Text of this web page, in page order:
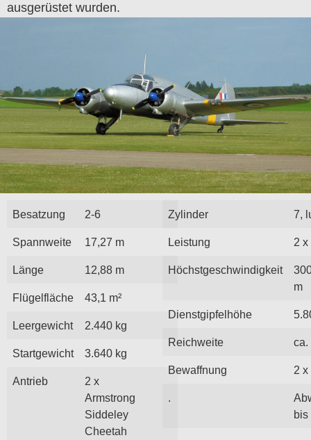
ausgerüstet wurden.
Besatzung 2-6
Spannweite 17,27 m
Länge 12,88 m
Flügelfläche 43,1 m²
Leergewicht 2.440 kg
Startgewicht 3.640 kg
Antrieb
2 x
Armstrong
Siddeley
Cheetah
Zylinder 7,
Leistung 2
Höchstgeschwindigkeit
m
Dienstgipfelhöhe
Reichweite ca.
Bewaffnung 2 x
bis